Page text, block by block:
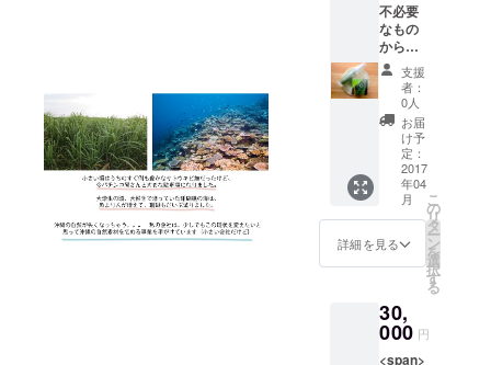
不必要
なもの
から解
放され
て シン
プルに
美し
く。
「ウィ
ズアウ
トスキ
ンケ
ア」の
月桃ミ
スト＆
シグネ
クリー
ムの
セット
支援
者：
0人
お届
け予
定：
2017
年04
月
詳細を見る
こ
の
リ
タ
ー
ン
を
選
択
す
る
30,
000 円
<span>